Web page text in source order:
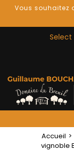
Vous souhaitez
Select
Accueil
vignoble